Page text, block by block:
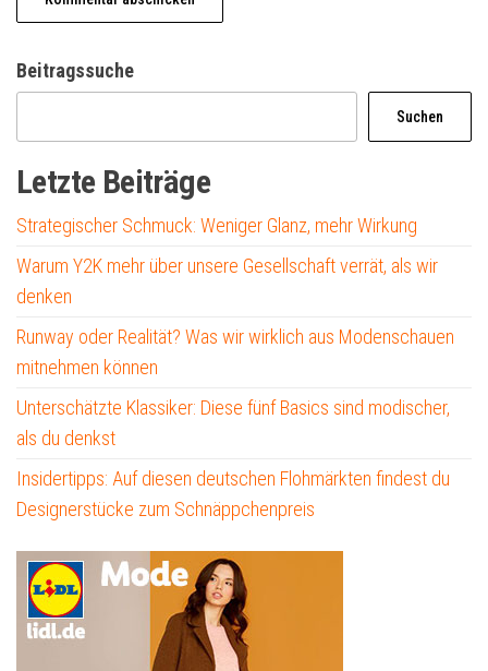
Beitragssuche
Suchen
Letzte Beiträge
Strategischer Schmuck: Weniger Glanz, mehr Wirkung
Warum Y2K mehr über unsere Gesellschaft verrät, als wir
denken
Runway oder Realität? Was wir wirklich aus Modenschauen
mitnehmen können
Unterschätzte Klassiker: Diese fünf Basics sind modischer,
als du denkst
Insidertipps: Auf diesen deutschen Flohmärkten findest du
Designerstücke zum Schnäppchenpreis